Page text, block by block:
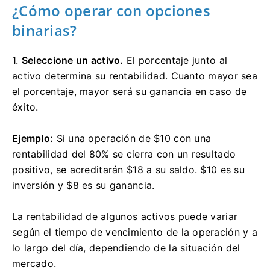
¿Cómo operar con opciones
binarias?
1. Seleccione un activo. El porcentaje junto al
activo determina su rentabilidad. Cuanto mayor sea
el porcentaje, mayor será su ganancia en caso de
éxito.
Ejemplo: Si una operación de $10 con una
rentabilidad del 80% se cierra con un resultado
positivo, se acreditarán $18 a su saldo. $10 es su
inversión y $8 es su ganancia.
La rentabilidad de algunos activos puede variar
según el tiempo de vencimiento de la operación y a
lo largo del día, dependiendo de la situación del
mercado.